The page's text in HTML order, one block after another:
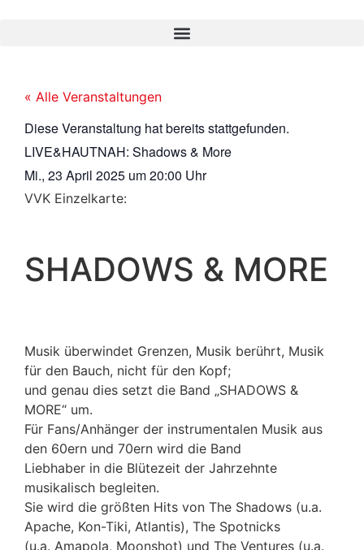
« Alle Veranstaltungen
Diese Veranstaltung hat bereits stattgefunden.
LIVE&HAUTNAH: Shadows & More
Mi., 23 April 2025 um20:00 Uhr
VVK Einzelkarte:
SHADOWS & MORE
Musik überwindet Grenzen, Musik berührt, Musik
für den Bauch, nicht für den Kopf;
und genau dies setzt die Band „SHADOWS &
MORE“ um.
Für Fans/Anhänger der instrumentalen Musik aus
den 60ern und 70ern wird die Band
Liebhaber in die Blütezeit der Jahrzehnte
musikalisch begleiten.
Sie wird die größten Hits von The Shadows (u.a.
Apache, Kon-Tiki, Atlantis), The Spotnicks
(u.a. Amapola, Moonshot) und The Ventures (u.a.